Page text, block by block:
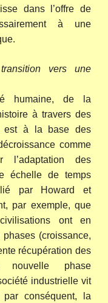
dans l’offre de
à une
vers une
humaine, de la
à travers des
est à la base des
comme
l’adaptation des
échelle de temps
par Howard et
par exemple, que
ont en
(croissance,
récupération des
nouvelle phase
industrielle vit
conséquent, la